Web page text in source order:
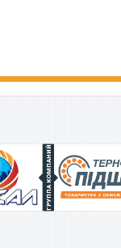
ГРУППА КОМПАНИЙ